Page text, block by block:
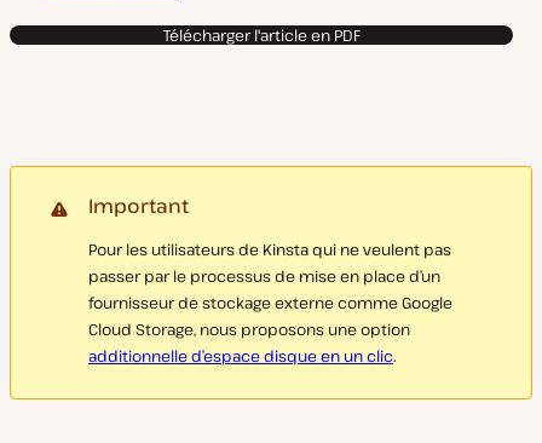
Télécharger l'article en PDF
Important
Pour les utilisateurs de Kinsta qui ne veulent pas
passer par le processus de mise en place d’un
fournisseur de stockage externe comme Google
Cloud Storage, nous proposons une option
additionnelle d’espace disque en un clic.